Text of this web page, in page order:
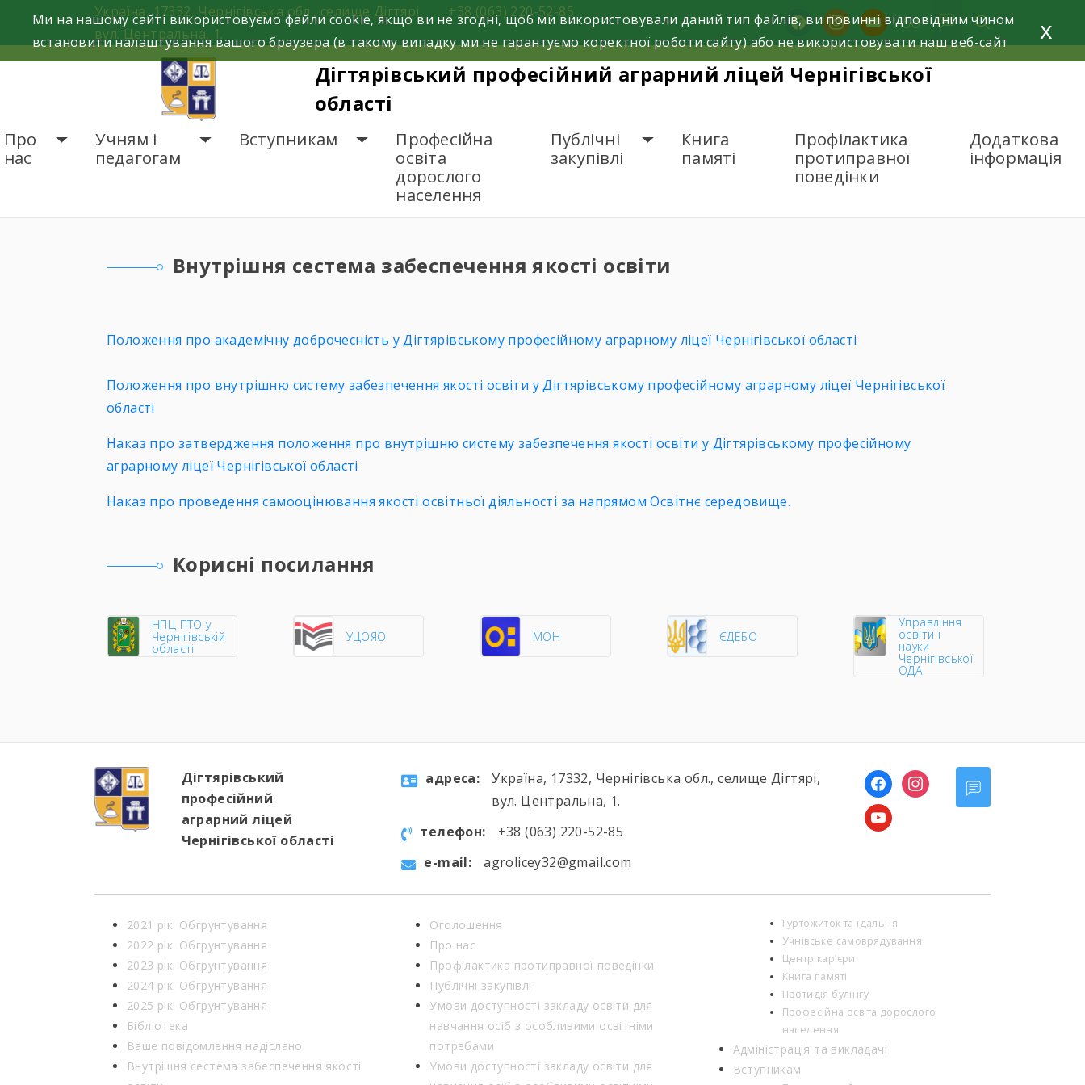
Україна, 17332, Чернігівська обл., селище Дігтярі,
вул. Центральна, 1.
+38 (063) 220-52-85 facebookinstagramyoutube
Дігтярівський професійний аграрний ліцей Чернігівської
області
Про
нас
Учням і
педагогам
Вступникам
Професійна
освіта
дорослого
населення
Публічні
закупівлі
Книга
памяті
Профілактика
протиправної
поведінки
Додаткова
інформація
ВНУТРІШНЯ СЕСТЕМА ЗАБЕСПЕЧЕННЯ ЯКОСТІ ОСВІТИ
Внутрішня сестема забеспечення якості освіти
Положення про академічну доброчесність у Дігтярівському професійному аграрному ліцеї Чернігівської області
Положення про внутрішню систему забезпечення якості освіти у Дігтярівському професійному аграрному ліцеї Чернігівської
області
Наказ про затвердження положення про внутрішню систему забезпечення якості освіти у Дігтярівському професійному
аграрному ліцеї Чернігівської області
Наказ про проведення самооцінювання якості освітньої діяльності за напрямом Освітнє середовище.
Корисні посилання
НПЦ ПТО у
Чернігівській
області
УЦОЯО МОН ЄДЕБО
Управління
освіти і
науки
Чернігівської
ОДА
Ми на нашому сайті використовуємо файли cookie, якщо ви не згодні, щоб ми використовували даний тип файлів, ви повинні відповідним чином
встановити налаштування вашого браузера (в такому випадку ми не гарантуємо коректної роботи сайту) або не використовувати наш веб-сайт
x
Дігтярівський
професійний
аграрний ліцей
Чернігівської області
aдресa:
Україна, 17332, Чернігівська обл., селище Дігтярі,
вул. Центральна, 1.
телефон:
+38 (063) 220-52-85
e-mail:
agrolicey32@gmail.com
facebookinstagram
youtube
2021 рік: Обгрунтування
2022 рік: Обгрунтування
2023 рік: Обгрунтування
2024 рік: Обгрунтування
2025 рік: Обгрунтування
Бібліотека
Ваше повідомлення надіслано
Внутрішня сестема забеспечення якості
Оголошення
Про нас
Профілактика протиправної поведінки
Публічні закупівлі
Умови доступності закладу освіти для
навчання осіб з особливими освітніми
потребами
Умови доступності закладу освіти для
Гуртожиток та їдальня
Учнівське самоврядування
Центр кар’єри
Книга памяті
Протидія булінгу
Професійна освіта дорослого
населення
Адміністрація та викладачі
Вступникам